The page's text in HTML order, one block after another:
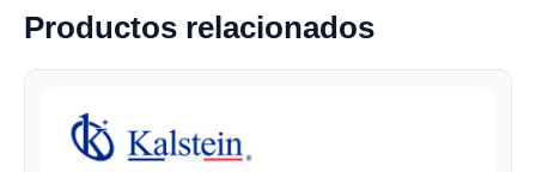
Productos relacionados